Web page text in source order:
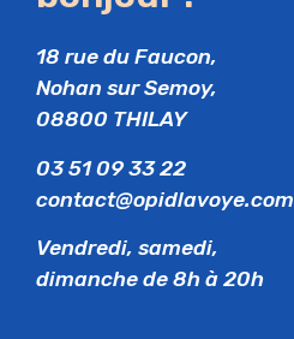
18 rue du Faucon,
Nohan sur Semoy,
08800 THILAY
03 51 09 33 22
contact@opidlavoye.com
Vendredi, samedi,
dimanche de 8h à 20h